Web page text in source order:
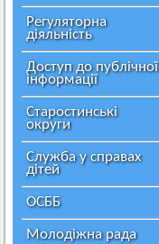
Регуляторна
діяльність
Доступ до публічної
інформації
Старостинські
округи
Служба у справах
дітей
ОСББ
Молодіжна рада